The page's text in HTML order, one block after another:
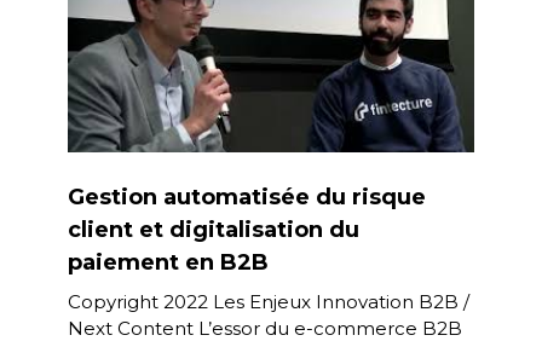
Gestion automatisée du risque
client et digitalisation du
paiement en B2B
Copyright 2022 Les Enjeux Innovation B2B /
Next Content L’essor du e-commerce B2B